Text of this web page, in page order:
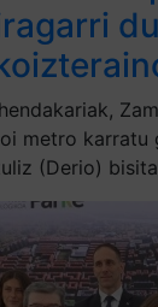
metro karratu
(Derio)